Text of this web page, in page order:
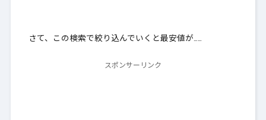
さて、この検索で絞り込んでいくと最安値が……
スポンサーリンク